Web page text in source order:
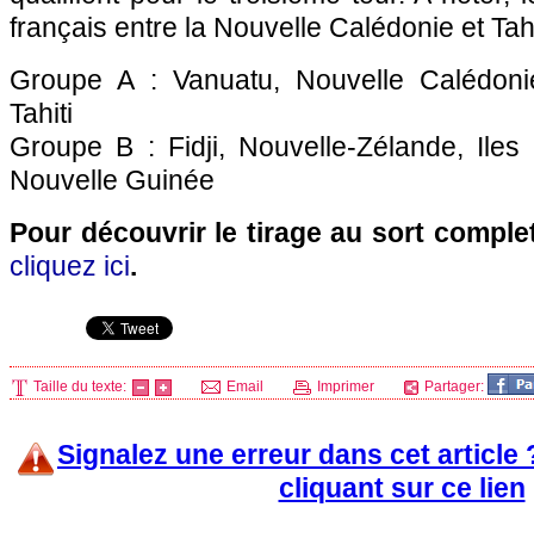
français entre la Nouvelle Calédonie et
Groupe A : Vanuatu, Nouvelle
Tahiti
Groupe B : Fidji, Nouvelle-Zélande, Iles
Nouvelle Guinée
Pour découvrir le tirage au sort
cliquez ici.
Taille du texte: Email Imprimer Partager:
Signalez une erreur dans cet article
cliquant sur ce lien